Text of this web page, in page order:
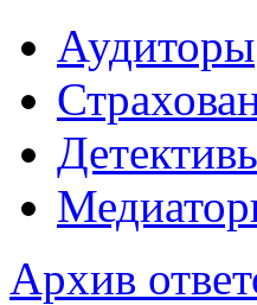
Аудиторы
Архив